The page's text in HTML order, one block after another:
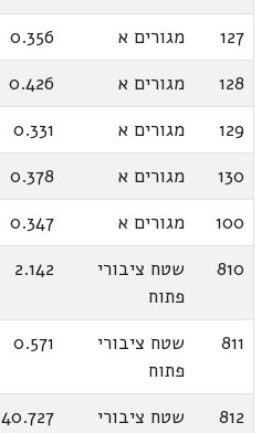
127
מגורים א 0.356
128
מגורים א 0.426
129
מגורים א 0.331
130
מגורים א 0.378
100
מגורים א 0.347
810
שטח ציבורי
פתוח
2.142
811
שטח ציבורי
פתוח
0.571
812
שטח ציבורי
40.727